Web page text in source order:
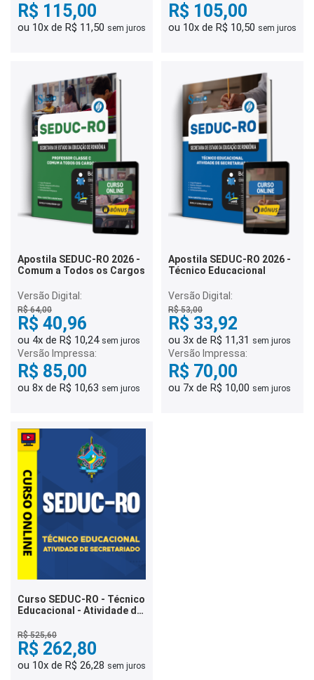
R$ 115,00
ou 10x de R$ 11,50 sem juros
R$ 105,00
ou 10x de R$ 10,50 sem juros
Apostila SEDUC-RO 2026 -
Comum a Todos os Cargos
Versão Digital:
R$ 64,00
R$ 40,96
ou 4x de R$ 10,24 sem juros
Versão Impressa:
R$ 85,00
ou 8x de R$ 10,63 sem juros
Apostila SEDUC-RO 2026 -
Técnico Educacional
Versão Digital:
R$ 53,00
R$ 33,92
ou 3x de R$ 11,31 sem juros
Versão Impressa:
R$ 70,00
ou 7x de R$ 10,00 sem juros
Curso SEDUC-RO - Técnico
Educacional - Atividade de
R$ 525,60
R$ 262,80
ou 10x de R$ 26,28 sem juros